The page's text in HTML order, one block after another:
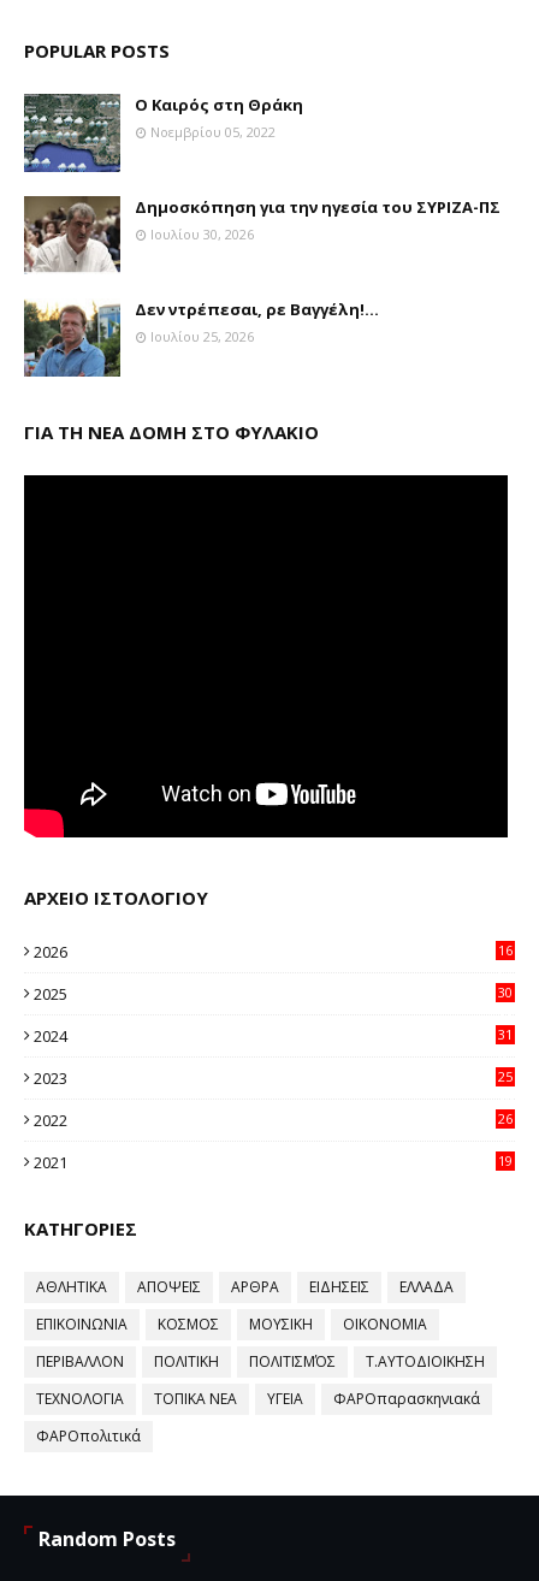
POPULAR POSTS
Ο Καιρός στη Θράκη
Νοεμβρίου 05, 2022
Δημοσκόπηση για την ηγεσία του ΣΥΡΙΖΑ-ΠΣ
Ιουλίου 30, 2026
Δεν ντρέπεσαι, ρε Βαγγέλη!...
Ιουλίου 25, 2026
ΓΙΑ ΤΗ ΝΕΑ ΔΟΜΗ ΣΤΟ ΦΥΛΑΚΙΟ
ΑΡΧΕΙΟ ΙΣΤΟΛΟΓΙΟΥ
2026
16
2025
30
2024
31
2023
25
2022
26
2021
19
ΚΑΤΗΓΟΡΙΕΣ
ΑΘΛΗΤΙΚΑ ΑΠΟΨΕΙΣ ΑΡΘΡΑ ΕΙΔΗΣΕΙΣ
ΕΛΛΑΔΑ
ΕΠΙΚΟΙΝΩΝΙΑ
ΚΟΣΜΟΣ ΜΟΥΣΙΚΗ
ΟΙΚΟΝΟΜΙΑ
ΠΕΡΙΒΑΛΛΟΝ
ΠΟΛΙΤΙΚΗ ΠΟΛΙΤΙΣΜΌΣ
Τ.ΑΥΤΟΔΙΟΙΚΗΣΗ
ΤΕΧΝΟΛΟΓΙΑ
ΤΟΠΙΚΑ ΝΕΑ ΥΓΕΙΑ
ΦΑΡΟπαρασκηνιακά
ΦΑΡΟπολιτικά
Random Posts